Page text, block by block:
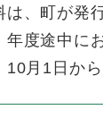
、町が発
度途中に
月1日から